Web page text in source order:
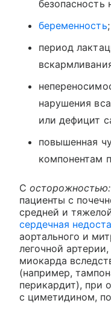
безопасность
беременность;
период
нарушения
или дефицит
повышенная
компонентам
С осторожностью:
пациенты с
средней и
сердечная
аортального и
легочной
миокарда
(например,
перикардит), при
с циметидином,